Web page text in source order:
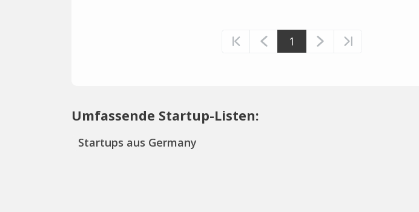
1
Umfassende Startup-Listen:
Startups aus Germany